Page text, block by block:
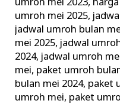
umroh mei 2023,
umroh mei 2025,
jadwal umroh bulan
mei 2025, jadwal
2024, jadwal umroh
mei, paket umroh
bulan mei 2024, paket
umroh mei, paket
Allah